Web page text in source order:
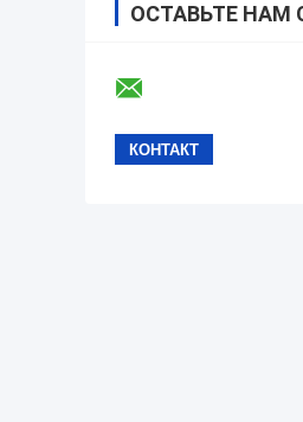
ОСТАВЬТЕ НАМ